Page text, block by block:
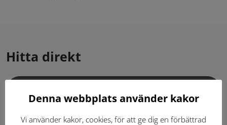
Hitta direkt
Dokumentbibliotek Kontaktlista
Denna webbplats använder kakor
Vi använder kakor, cookies, för att ge dig en förbättrad